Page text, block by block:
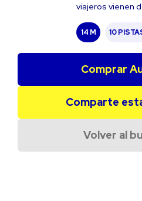
viajeros vienen
14 M 10
Comprar
Comparte
Volver al